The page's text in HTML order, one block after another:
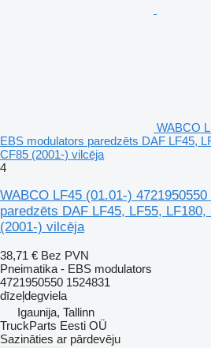
WABCO
EBS modulators paredzēts DAF LF45,
CF85 (2001-) vilcēja
4
WABCO LF45 (01.01-)
paredzēts DAF LF45, LF55,
(2001-) vilcēja
38,71 € Bez PVN
Pneimatika - EBS modulators
4721950550 1524831
dīzeļdegviela
Igaunija, Tallinn
TruckParts Eesti OÜ
Sazināties ar pārdevēju